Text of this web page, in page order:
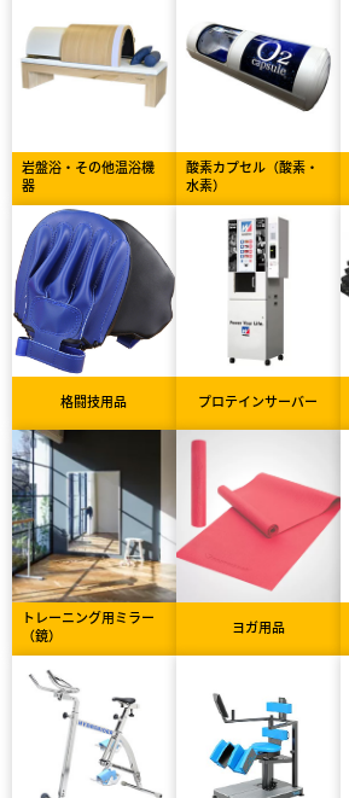
岩盤浴・その他温浴機
器
酸素カプセル（酸素・
水素）
格闘技用品 プロテインサーバー
トレーニング用ミラー
（鏡）
ヨガ用品